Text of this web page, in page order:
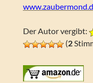
Der Autor vergibt:
(2